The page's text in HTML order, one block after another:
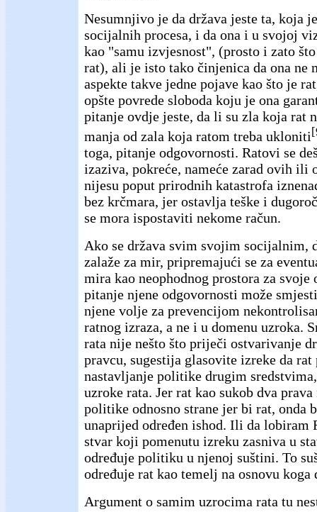
Nesumnjivo je da država jeste ta, koja
socijalnih procesa, i da ona i u svojoj
kao "samu izvjesnost", (prosto i zato
rat), ali je isto tako činjenica da ona ne
aspekte takve jedne pojave kao što je
opšte povrede sloboda koju je ona
pitanje ovdje jeste, da li su zla koja rat
manja od zala koja ratom treba ukloniti
toga, pitanje odgovornosti. Ratovi se
izaziva, pokreće, nameće zarad ovih ili
nijesu poput prirodnih katastrofa
bez krčmara, jer ostavlja teške i
se mora ispostaviti nekome račun.
Ako se država svim svojim socijalnim,
zalaže za mir, pripremajući se za
mira kao neophodnog prostora za svoje
pitanje njene odgovornosti može
njene volje za prevencijom
ratnog izraza, a ne i u domenu uzroka.
rata nije nešto što priječi ostvarivanje
pravcu, sugestija glasovite izreke da rat
nastavljanje politike drugim
uzroke rata. Jer rat kao sukob dva
politike odnosno strane jer bi rat, onda
unaprijed određen ishod. Ili da lobiram
stvar koji pomenutu izreku zasniva u
određuje politiku u njenoj suštini. To
određuje rat kao temelj na osnovu koga
Argument o samim uzrocima rata tu